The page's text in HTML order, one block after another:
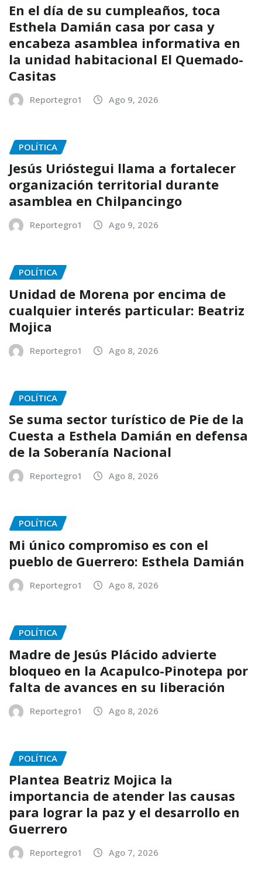
En el día de su cumpleaños, toca
Esthela Damián casa por casa y
encabeza asamblea informativa en
la unidad habitacional El Quemado-
Casitas
Reportegro1 Ago 9, 2026
POLÍTICA
Jesús Urióstegui llama a fortalecer
organización territorial durante
asamblea en Chilpancingo
Reportegro1 Ago 9, 2026
POLÍTICA
Unidad de Morena por encima de
cualquier interés particular: Beatriz
Mojica
Reportegro1 Ago 8, 2026
POLÍTICA
Se suma sector turístico de Pie de la
Cuesta a Esthela Damián en defensa
de la Soberanía Nacional
Reportegro1 Ago 8, 2026
POLÍTICA
Mi único compromiso es con el
pueblo de Guerrero: Esthela Damián
Reportegro1 Ago 8, 2026
POLÍTICA
Madre de Jesús Plácido advierte
bloqueo en la Acapulco-Pinotepa por
falta de avances en su liberación
Reportegro1 Ago 8, 2026
POLÍTICA
Plantea Beatriz Mojica la
importancia de atender las causas
para lograr la paz y el desarrollo en
Guerrero
Reportegro1 Ago 7, 2026